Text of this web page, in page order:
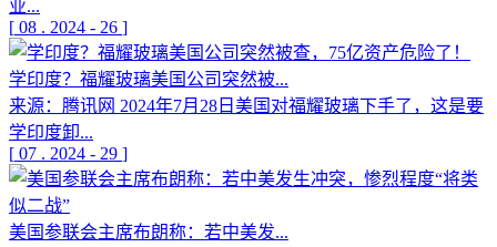
业...
[ 08 . 2024 - 26 ]
学印度？福耀玻璃美国公司突然被...
来源：腾讯网 2024年7月28日美国对福耀玻璃下手了，这是要
学印度卸...
[ 07 . 2024 - 29 ]
美国参联会主席布朗称：若中美发...